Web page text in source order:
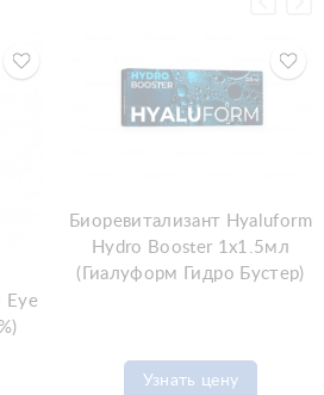
Eye
Биоревитализант Hyaluform
Hydro Booster 1x1.5мл
(Гиалуформ Гидро Бустер)
Узнать цену